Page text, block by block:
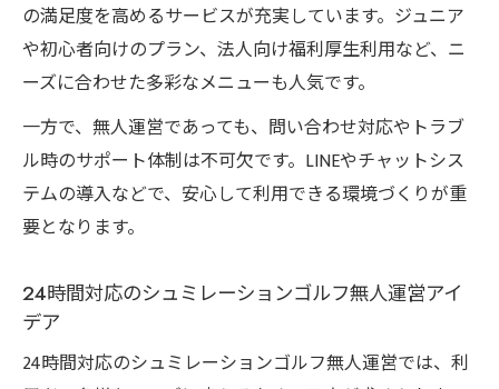
の満足度を高めるサービスが充実しています。ジュニア
や初心者向けのプラン、法人向け福利厚生利用など、ニ
ーズに合わせた多彩なメニューも人気です。
一方で、無人運営であっても、問い合わせ対応やトラブ
ル時のサポート体制は不可欠です。LINEやチャットシス
テムの導入などで、安心して利用できる環境づくりが重
要となります。
24時間対応のシュミレーションゴルフ無人運営アイ
デア
24時間対応のシュミレーションゴルフ無人運営では、利